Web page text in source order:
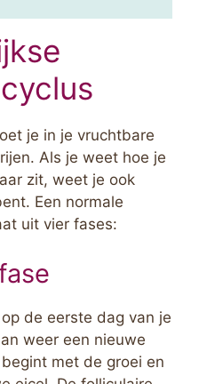
je in je vruchtbare
Als je weet hoe je
zit, weet je ook
Een normale
uit vier fases:
de eerste dag van je
weer een nieuwe
met de groei en